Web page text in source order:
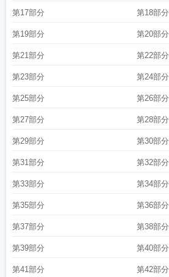
第17部分 第18部分
第19部分 第20部分
第21部分 第22部分
第23部分 第24部分
第25部分 第26部分
第27部分 第28部分
第29部分 第30部分
第31部分 第32部分
第33部分 第34部分
第35部分 第36部分
第37部分 第38部分
第39部分 第40部分
第41部分 第42部分